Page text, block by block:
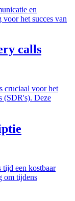
en
het succes van
calls
cruciaal voor het
(SDR's). Deze
een kostbaar
om tijdens